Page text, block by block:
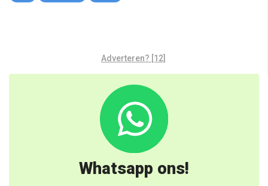
Adverteren? [12]
Whatsapp ons!